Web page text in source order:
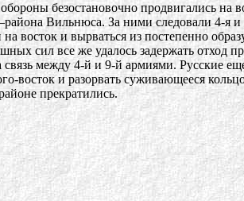
безостановочно продвигались на
Вильнюса. За ними следовали 4-я
восток и вырваться из постепенно
сил все же удалось задержать отход
между 4-й и 9-й армиями. Русские
восток и разорвать суживающееся
прекратились.